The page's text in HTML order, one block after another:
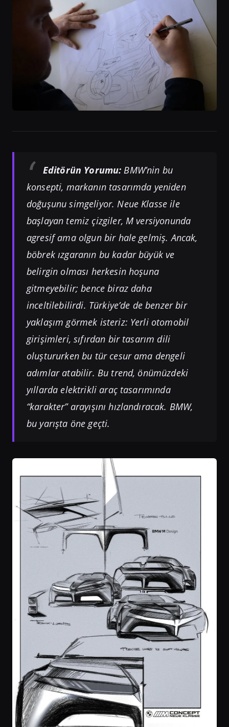
Editörün Yorumu: BMW’nin bu
konsepti, markanın tasarımda yeniden
doğuşunu simgeliyor. Neue Klasse ile
başlayan temiz çizgiler, M versiyonunda
agresif ama olgun bir hale gelmiş. Ancak,
böbrek ızgaranın bu kadar büyük ve
belirgin olması herkesin hoşuna
gitmeyebilir; bence biraz daha
inceltilebilirdi. Türkiye’de de benzer bir
yaklaşım görmek isteriz: Yerli otomobil
girişimleri, sıfırdan bir tasarım dili
oluştururken bu tür cesur ama dengeli
adımlar atabilir. Bu trend, önümüzdeki
yıllarda elektrikli araç tasarımında
“karakter” arayışını hızlandıracak. BMW,
bu yarışta öne geçti.